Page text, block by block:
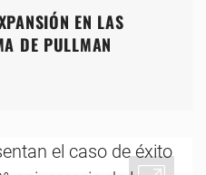
EN LAS
DE PULLMAN